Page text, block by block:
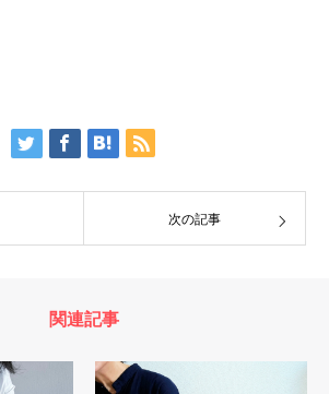
次の記事
関連記事